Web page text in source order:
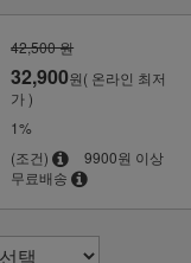
42,500 원
32,900원( 온라인 최저
가 )
1%
(조건)
9900원 이상
무료배송